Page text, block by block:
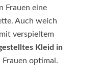
Frauen eine
Auch weich
verspieltem
Kleid in
Frauen optimal.